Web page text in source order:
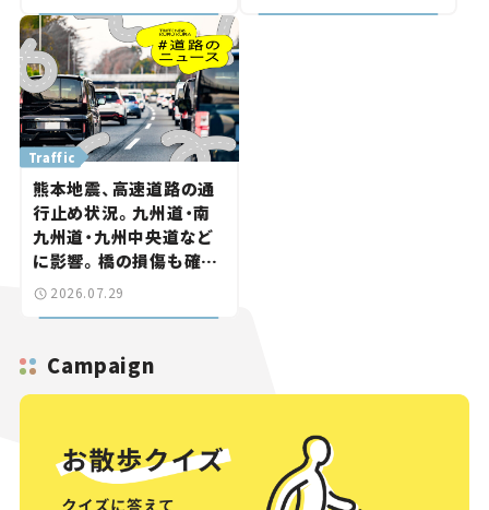
Traffic
熊本地震、高速道路の通
行止め状況。九州道・南
九州道・九州中央道など
に影響。橋の損傷も確認
【道路のニュース】
2026.07.29
Campaign